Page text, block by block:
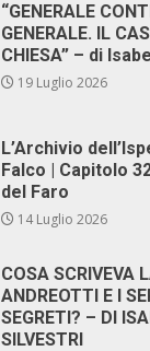
“GENERALE
GENERALE. IL
CHIESA” – di
19 Luglio 2026
L’Archivio
Falco | Capitolo
del Faro
14 Luglio 2026
COSA SCRIVEVA
ANDREOTTI E I
SEGRETI? – DI
SILVESTRI